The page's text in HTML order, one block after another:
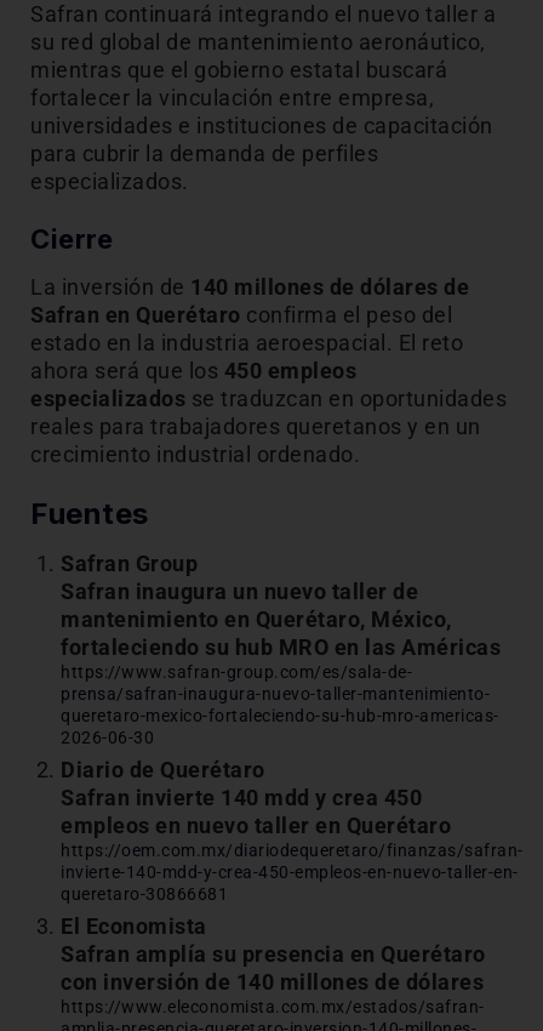
Safran continuará integrando el nuevo taller a
su red global de mantenimiento aeronáutico,
mientras que el gobierno estatal buscará
fortalecer la vinculación entre empresa,
universidades e instituciones de capacitación
para cubrir la demanda de perfiles
especializados.
Cierre
La inversión de 140 millones de dólares de
Safran en Querétaro confirma el peso del
estado en la industria aeroespacial. El reto
ahora será que los 450 empleos
especializados se traduzcan en oportunidades
reales para trabajadores queretanos y en un
crecimiento industrial ordenado.
Fuentes
Safran Group
Safran inaugura un nuevo taller de
mantenimiento en Querétaro, México,
fortaleciendo su hub MRO en las Américas
https://www.safran-group.com/es/sala-de-
prensa/safran-inaugura-nuevo-taller-mantenimiento-
queretaro-mexico-fortaleciendo-su-hub-mro-americas-
2026-06-30
Diario de Querétaro
Safran invierte 140 mdd y crea 450
empleos en nuevo taller en Querétaro
https://oem.com.mx/diariodequeretaro/finanzas/safran-
invierte-140-mdd-y-crea-450-empleos-en-nuevo-taller-en-
queretaro-30866681
El Economista
Safran amplía su presencia en Querétaro
con inversión de 140 millones de dólares
https://www.eleconomista.com.mx/estados/safran-